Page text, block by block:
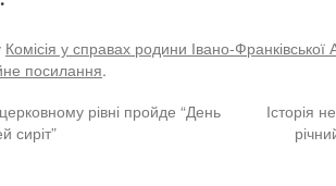
Комісія у справах родини Івано-Франківської
посилання.
рівні пройде “День
сиріт”
Історія